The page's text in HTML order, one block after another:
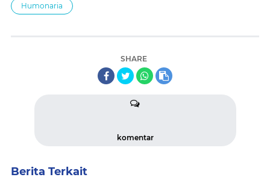
Humonaria
SHARE
komentar
Berita Terkait